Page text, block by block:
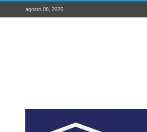
agosto 08, 2026